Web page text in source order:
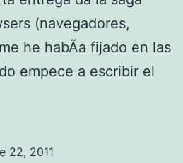
r
a
a
c
d
(navegadores,
he habÃ­a fijado en las
empece a escribir el
22, 2011